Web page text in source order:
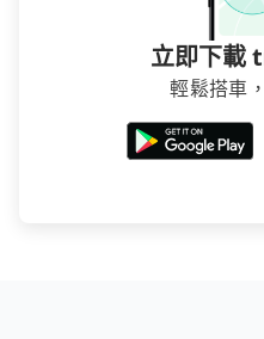
立即下載
輕鬆搭車